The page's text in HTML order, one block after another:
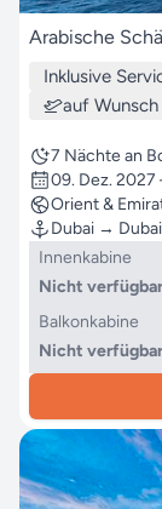
Arabische
Inklusive
auf
7 Nächte an
09. Dez. 2027
Orient &
Dubai → Dubai
Innenkabine
Nicht verfügbar
Balkonkabine
Nicht verfügbar